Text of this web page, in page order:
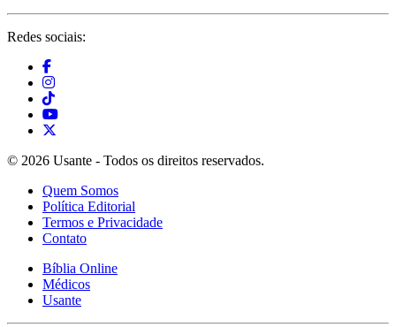
Redes sociais:
© 2026 Usante - Todos os direitos reservados.
Quem Somos
Política Editorial
Termos e Privacidade
Contato
Bíblia Online
Médicos
Usante